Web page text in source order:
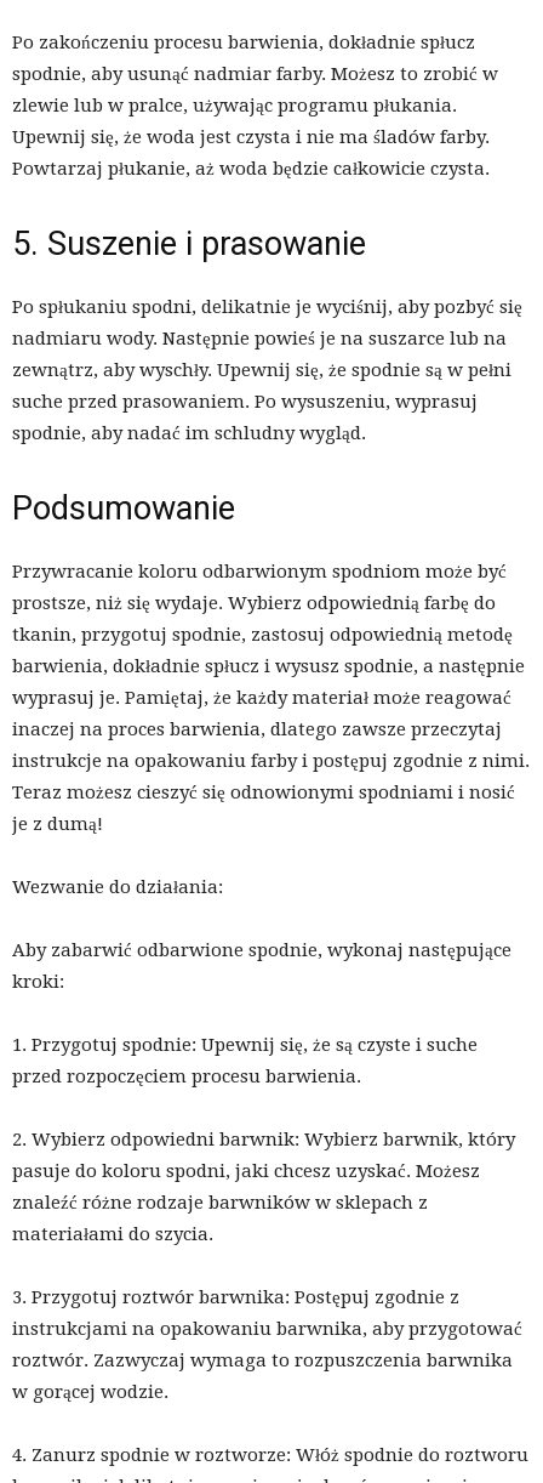
Po zakończeniu procesu barwienia, dokładnie spłucz
spodnie, aby usunąć nadmiar farby. Możesz to zrobić w
zlewie lub w pralce, używając programu płukania.
Upewnij się, że woda jest czysta i nie ma śladów farby.
Powtarzaj płukanie, aż woda będzie całkowicie czysta.
5. Suszenie i prasowanie
Po spłukaniu spodni, delikatnie je wyciśnij, aby pozbyć się
nadmiaru wody. Następnie powieś je na suszarce lub na
zewnątrz, aby wyschły. Upewnij się, że spodnie są w pełni
suche przed prasowaniem. Po wysuszeniu, wyprasuj
spodnie, aby nadać im schludny wygląd.
Podsumowanie
Przywracanie koloru odbarwionym spodniom może być
prostsze, niż się wydaje. Wybierz odpowiednią farbę do
tkanin, przygotuj spodnie, zastosuj odpowiednią metodę
barwienia, dokładnie spłucz i wysusz spodnie, a następnie
wyprasuj je. Pamiętaj, że każdy materiał może reagować
inaczej na proces barwienia, dlatego zawsze przeczytaj
instrukcje na opakowaniu farby i postępuj zgodnie z nimi.
Teraz możesz cieszyć się odnowionymi spodniami i nosić
je z dumą!
Wezwanie do działania:
Aby zabarwić odbarwione spodnie, wykonaj następujące
kroki:
1. Przygotuj spodnie: Upewnij się, że są czyste i suche
przed rozpoczęciem procesu barwienia.
2. Wybierz odpowiedni barwnik: Wybierz barwnik, który
pasuje do koloru spodni, jaki chcesz uzyskać. Możesz
znaleźć różne rodzaje barwników w sklepach z
materiałami do szycia.
3. Przygotuj roztwór barwnika: Postępuj zgodnie z
instrukcjami na opakowaniu barwnika, aby przygotować
roztwór. Zazwyczaj wymaga to rozpuszczenia barwnika
w gorącej wodzie.
4. Zanurz spodnie w roztworze: Włóż spodnie do roztworu